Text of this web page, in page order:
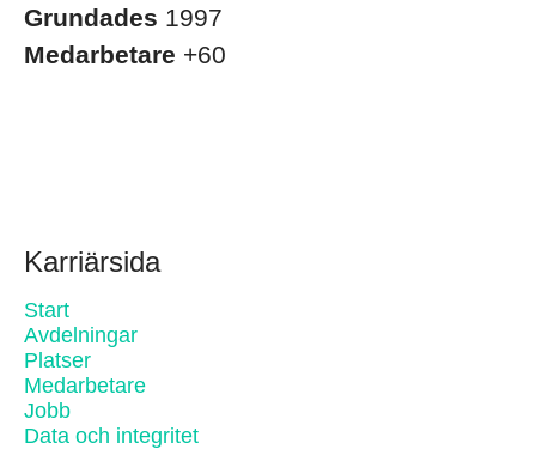
Grundades 1997
Medarbetare +60
Karriärsida
Start
Avdelningar
Platser
Medarbetare
Jobb
Data och integritet